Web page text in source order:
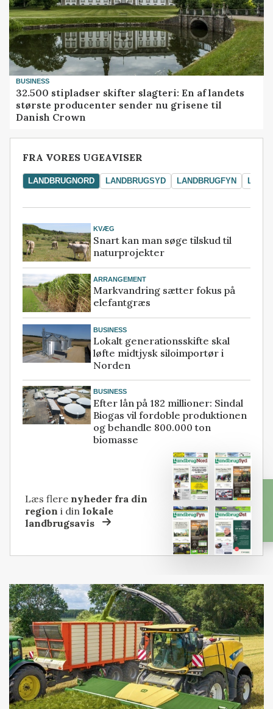
BUSINESS
32.500 stipladser skifter slagteri: En af landets
største producenter sender nu grisene til
Danish Crown
FRA VORES UGEAVISER
LANDBRUGNORD LANDBRUGSYD LANDBRUGFYN
KVÆG
Snart kan man søge tilskud til
naturprojekter
ARRANGEMENT
Markvandring sætter fokus på
elefantgræs
BUSINESS
Lokalt generationsskifte skal
løfte midtjysk siloimportør i
Norden
BUSINESS
Efter lån på 182 millioner: Sindal
Biogas vil fordoble produktionen
og behandle 800.000 ton
biomasse
Læs flere nyheder fra din
region i dinlokale
landbrugsavis